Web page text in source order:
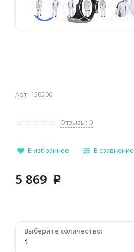
Арт 150500
Отзывы: 0
В избранное В сравнение
5 869 p
Выберите количество: